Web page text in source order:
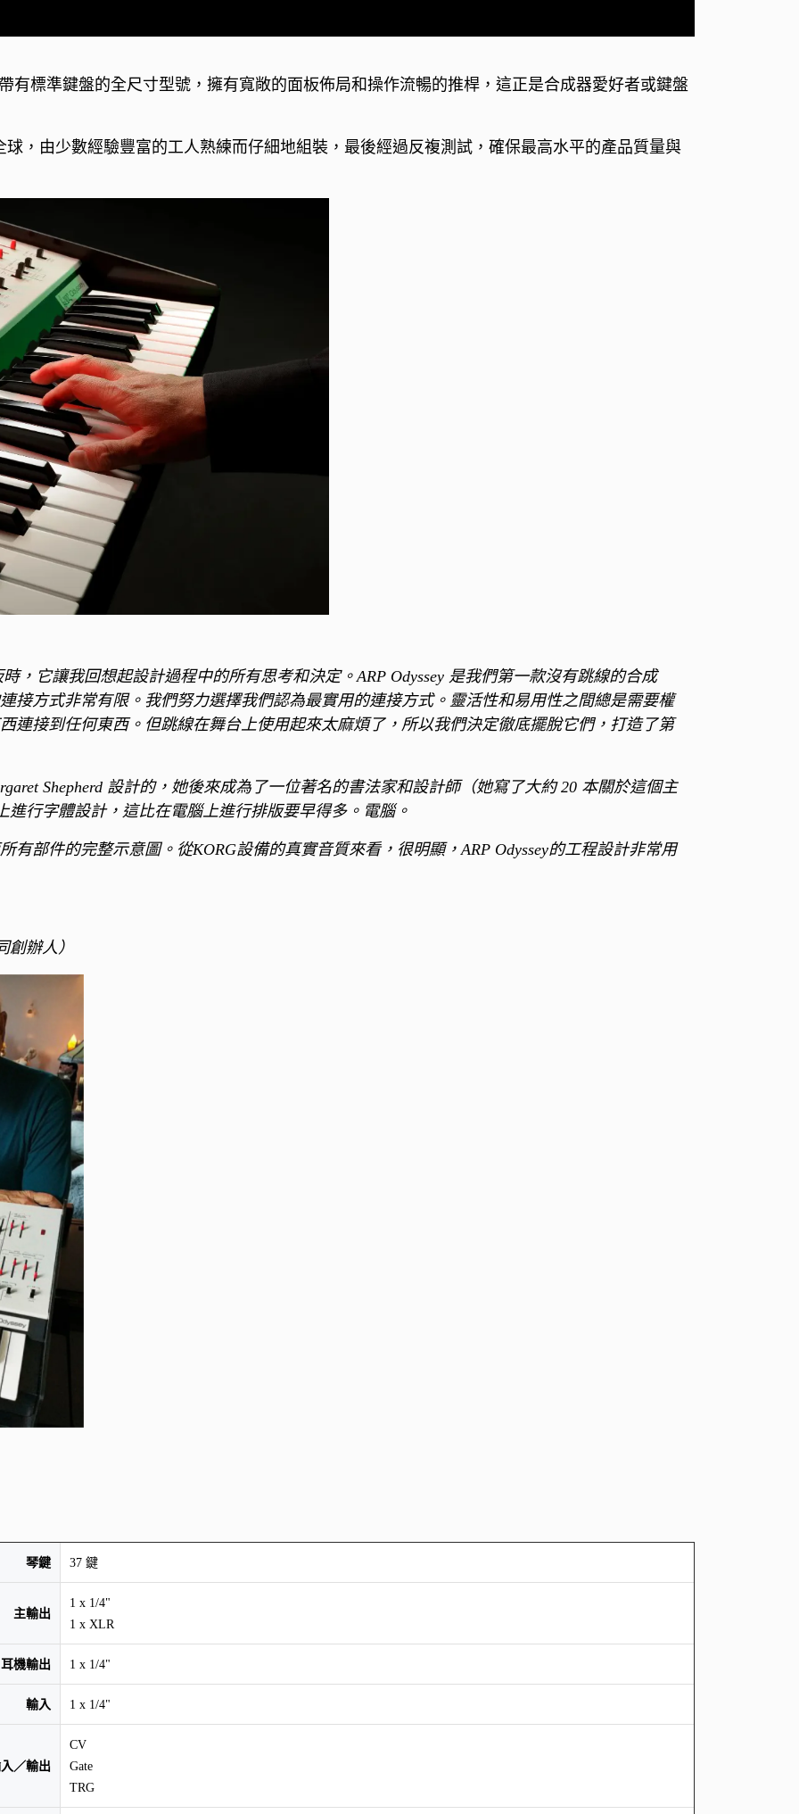
有標準鍵盤的全尺寸型號，擁有寬敞的面板佈局和操作流暢的推桿，這正是合成器愛好者或鍵盤
球，由少數經驗豐富的工人熟練而仔細地組裝，最後經過反複測試，確保最高水平的產品質量與
時，它讓我回想起設計過程中的所有思考和決定。 ARP Odyssey 是我們第一款沒有跳線的合成
接方式非常有限。我們努力選擇我們認為最實用的連接方式。靈活性和易用性之間總是需要權
連接到任何東西。但跳線在舞台上使用起來太麻煩了，所以我們決定徹底擺脫它們，打造了第
Shepherd 設計的，她後來成為了一位著名的書法家和設計師（她寫了大約 20 本關於這個主
進行字體設計，這比在電腦上進行排版要早得多。電腦。
有部件的完整示意圖。從KORG設備的真實音質來看，很明顯，ARP Odyssey的工程設計非常用
辦人）
琴鍵 37 鍵
主輸出
1 x 1/4"
1 x XLR
耳機輸出 1 x 1/4"
輸入 1 x 1/4"
／輸出
CV
Gate
TRG